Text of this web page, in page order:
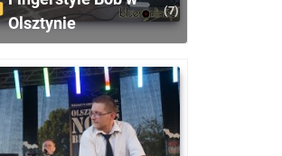
Olsztynie
(7)